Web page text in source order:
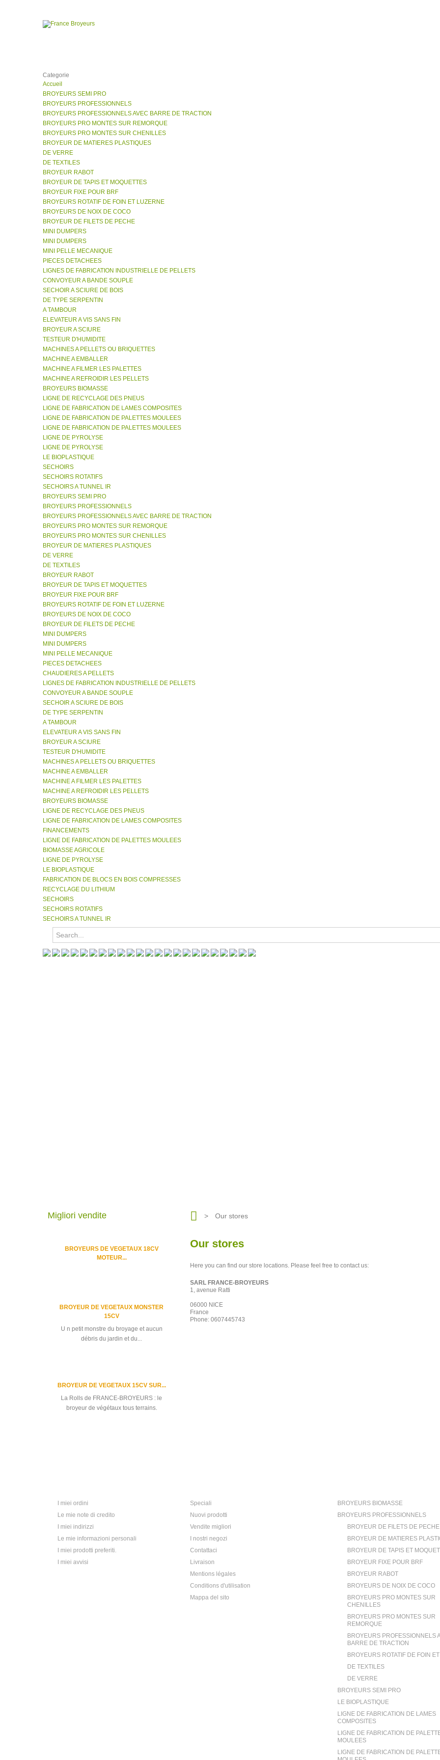
Categorie
Accueil
BROYEURS SEMI PRO
BROYEURS PROFESSIONNELS
BROYEURS PROFESSIONNELS AVEC BARRE DE TRACTION
BROYEURS PRO MONTES SUR REMORQUE
BROYEURS PRO MONTES SUR CHENILLES
BROYEUR DE MATIERES PLASTIQUES
DE VERRE
DE TEXTILES
BROYEUR RABOT
BROYEUR DE TAPIS ET MOQUETTES
BROYEUR FIXE POUR BRF
BROYEURS ROTATIF DE FOIN ET LUZERNE
BROYEURS DE NOIX DE COCO
BROYEUR DE FILETS DE PECHE
MINI DUMPERS
MINI DUMPERS
MINI PELLE MECANIQUE
PIECES DETACHEES
LIGNES DE FABRICATION INDUSTRIELLE DE PELLETS
CONVOYEUR A BANDE SOUPLE
SECHOIR A SCIURE DE BOIS
DE TYPE SERPENTIN
A TAMBOUR
ELEVATEUR A VIS SANS FIN
BROYEUR A SCIURE
TESTEUR D'HUMIDITE
MACHINES A PELLETS OU BRIQUETTES
MACHINE A EMBALLER
MACHINE A FILMER LES PALETTES
MACHINE A REFROIDIR LES PELLETS
BROYEURS BIOMASSE
LIGNE DE RECYCLAGE DES PNEUS
LIGNE DE FABRICATION DE LAMES COMPOSITES
LIGNE DE FABRICATION DE PALETTES MOULEES
LIGNE DE FABRICATION DE PALETTES MOULEES
LIGNE DE PYROLYSE
LIGNE DE PYROLYSE
LE BIOPLASTIQUE
SECHOIRS
SECHOIRS ROTATIFS
SECHOIRS A TUNNEL IR
BROYEURS SEMI PRO
BROYEURS PROFESSIONNELS
BROYEURS PROFESSIONNELS AVEC BARRE DE TRACTION
BROYEURS PRO MONTES SUR REMORQUE
BROYEURS PRO MONTES SUR CHENILLES
BROYEUR DE MATIERES PLASTIQUES
DE VERRE
DE TEXTILES
BROYEUR RABOT
BROYEUR DE TAPIS ET MOQUETTES
BROYEUR FIXE POUR BRF
BROYEURS ROTATIF DE FOIN ET LUZERNE
BROYEURS DE NOIX DE COCO
BROYEUR DE FILETS DE PECHE
MINI DUMPERS
MINI DUMPERS
MINI PELLE MECANIQUE
PIECES DETACHEES
CHAUDIERES A PELLETS
LIGNES DE FABRICATION INDUSTRIELLE DE PELLETS
CONVOYEUR A BANDE SOUPLE
SECHOIR A SCIURE DE BOIS
DE TYPE SERPENTIN
A TAMBOUR
ELEVATEUR A VIS SANS FIN
BROYEUR A SCIURE
TESTEUR D'HUMIDITE
MACHINES A PELLETS OU BRIQUETTES
MACHINE A EMBALLER
MACHINE A FILMER LES PALETTES
MACHINE A REFROIDIR LES PELLETS
BROYEURS BIOMASSE
LIGNE DE RECYCLAGE DES PNEUS
LIGNE DE FABRICATION DE LAMES COMPOSITES
FINANCEMENTS
LIGNE DE FABRICATION DE PALETTES MOULEES
BIOMASSE AGRICOLE
LIGNE DE PYROLYSE
LE BIOPLASTIQUE
FABRICATION DE BLOCS EN BOIS COMPRESSES
RECYCLAGE DU LITHIUM
SECHOIRS
SECHOIRS ROTATIFS
SECHOIRS A TUNNEL IR
> Our stores
Our stores
Here you can find our store locations. Please feel free to contact us:
SARL FRANCE-BROYEURS
1, avenue Ratti
06000 NICE
France
Phone: 0607445743
Migliori vendite
BROYEURS DE VEGETAUX 18CV
MOTEUR...
BROYEUR DE VEGETAUX MONSTER
15CV
U n petit monstre du broyage et aucun
débris du jardin et du...
BROYEUR DE VEGETAUX 15CV SUR...
La Rolls de FRANCE-BROYEURS : le
broyeur de végétaux tous terrains.
I miei ordini
Le mie note di credito
I miei indirizzi
Le mie informazioni personali
I miei prodotti preferiti.
I miei avvisi
Speciali
Nuovi prodotti
Vendite migliori
I nostri negozi
Contattaci
Livraison
Mentions légales
Conditions d'utilisation
Mappa del sito
BROYEURS BIOMASSE
BROYEURS PROFESSIONNELS
BROYEUR DE FILETS DE PECHE
BROYEUR DE MATIERES
BROYEUR DE TAPIS ET
BROYEUR FIXE POUR BRF
BROYEUR RABOT
BROYEURS DE NOIX DE COCO
BROYEURS PRO MONTES SUR
CHENILLES
BROYEURS PRO MONTES SUR
REMORQUE
BROYEURS PROFESSIONNELS
BARRE DE TRACTION
BROYEURS ROTATIF DE FOIN
DE TEXTILES
DE VERRE
BROYEURS SEMI PRO
LE BIOPLASTIQUE
LIGNE DE FABRICATION DE LAMES
COMPOSITES
LIGNE DE FABRICATION DE
MOULEES
LIGNE DE FABRICATION DE